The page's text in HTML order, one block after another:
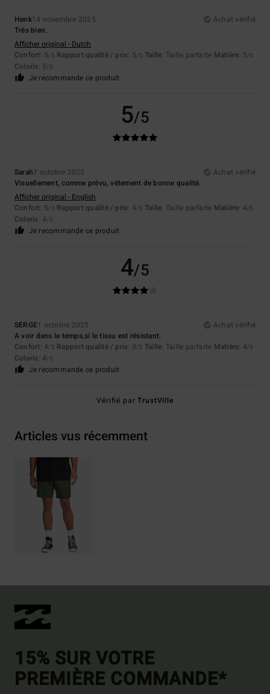
Henk14 novembre 2025
Achat vérifié
Très bien.
Afficher original - Dutch
Confort: 5/5 Rapport qualité / prix: 5/5 Taille: Taille parfaite Matière: 5/5
Coloris: 5/5
Je recommande ce produit
5/5
Sarah7 octobre 2025
Achat vérifié
Visuellement, comme prévu, vêtement de bonne qualité.
Afficher original - English
Confort: 5/5 Rapport qualité / prix: 4/5 Taille: Taille parfaite Matière: 4/5
Coloris: 4/5
Je recommande ce produit
4/5
SERGE1 octobre 2025
Achat vérifié
A voir dans le temps,si le tissu est résistant.
Confort: 4/5 Rapport qualité / prix: 3/5 Taille: Taille parfaite Matière: 4/5
Coloris: 4/5
Je recommande ce produit
Vérifié parTrustVille
Articles vus récemment
15% SUR VOTRE
PREMIÈRE COMMANDE*